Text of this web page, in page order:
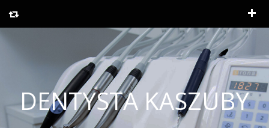
DENTYSTA KASZUBY